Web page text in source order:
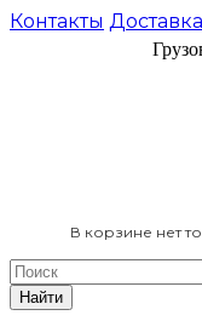
Контакты
В корзине нет
Найти